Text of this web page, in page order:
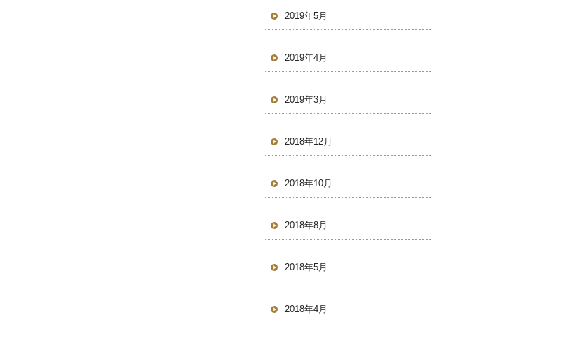
2019年5月
2019年4月
2019年3月
2018年12月
2018年10月
2018年8月
2018年5月
2018年4月